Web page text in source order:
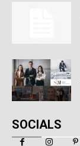
SOCIALS